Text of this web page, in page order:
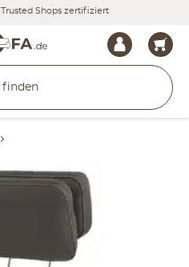
Trusted Shops zertifiziert